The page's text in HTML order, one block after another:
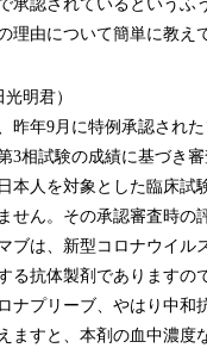
承認されているというふ
理由について簡単に教え
明君）
昨年9月に特例承認され
3相試験の成績に基づき
本人を対象とした臨床試
せん。その承認審査時の
ブは、新型コロナウイル
る抗体製剤でありますの
ナプリーブ、やはり中和
ますと、本剤の血中濃度